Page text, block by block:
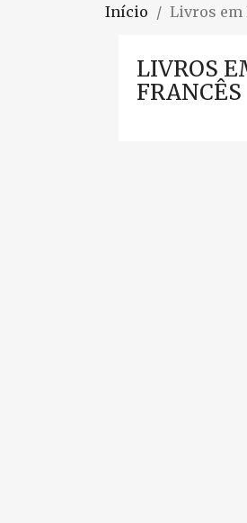
Início Livros em
LIVROS
FRANCÊS